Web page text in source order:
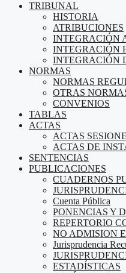
TRIBUNAL
HISTORIA
ATRIBUCIONES
INTEGRACIÓN
INTEGRACIÓN
INTEGRACIÓN
NORMAS
NORMAS
OTRAS
CONVENIOS
TABLAS
ACTAS
ACTAS
ACTAS DE
SENTENCIAS
PUBLICACIONES
CUADERNOS
Cuenta Pública
PONENCIAS Y
REPERTORIO
NO ADMISION
Jurisprudencia
ESTADÍSTICAS